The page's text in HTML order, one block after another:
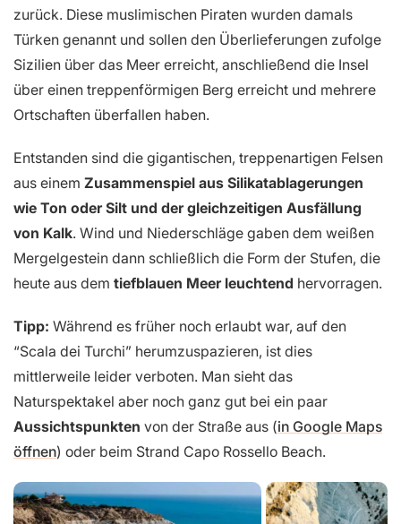
zurück. Diese muslimischen Piraten wurden damals
Türken genannt und sollen den Überlieferungen zufolge
Sizilien über das Meer erreicht, anschließend die Insel
über einen treppenförmigen Berg erreicht und mehrere
Ortschaften überfallen haben.
Entstanden sind die gigantischen, treppenartigen Felsen
aus einem Zusammenspiel aus Silikatablagerungen
wie Ton oder Silt und der gleichzeitigen Ausfällung
von Kalk. Wind und Niederschläge gaben dem weißen
Mergelgestein dann schließlich die Form der Stufen, die
heute aus dem tiefblauen Meer leuchtend hervorragen.
Tipp: Während es früher noch erlaubt war, auf den
“Scala dei Turchi” herumzuspazieren, ist dies
mittlerweile leider verboten. Man sieht das
Naturspektakel aber noch ganz gut bei ein paar
Aussichtspunkten von der Straße aus (in Google Maps
öffnen) oder beim Strand Capo Rossello Beach.